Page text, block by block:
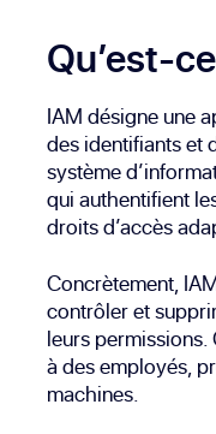
Qu’est-
IAM désigne une
des identifiants et
système
qui authentifient
droits d’accès
Concrètement,
contrôler et
leurs
à des employés,
machines.